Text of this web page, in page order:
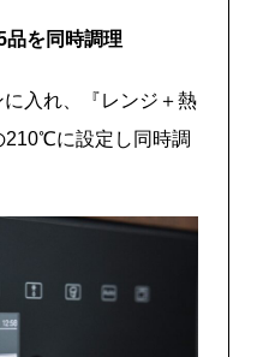
品を同時調理
入れ、『レンジ＋熱
210℃に設定し同時調